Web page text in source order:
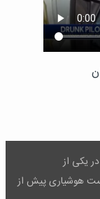
یکی از
هوشیاری پیش از